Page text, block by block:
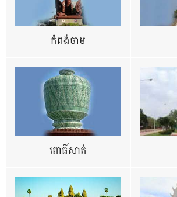
កំពង់ចាម
ពោធិ៍សាត់